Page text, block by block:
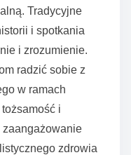
Tradycyjne
i spotkania
i zrozumienie.
radzić sobie z
w ramach
i
zaangażowanie
zdrowia